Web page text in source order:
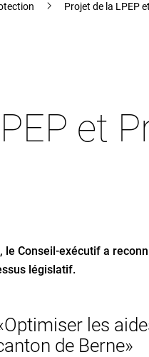
Projet de la LPEP
et
Conseil-exécutif a
législatif.
les
de Berne»